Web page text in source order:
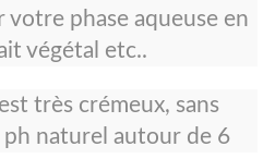
phase aqueuse en
végétal etc..
très crémeux, sans
ph naturel autour de 6